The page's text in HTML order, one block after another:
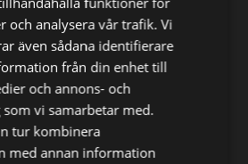
X E-postadress
och analysera vår trafik. Vi
även sådana identifierare
från din enhet till
och annons- och
vi samarbetar med.
tur kombinera
med annan information